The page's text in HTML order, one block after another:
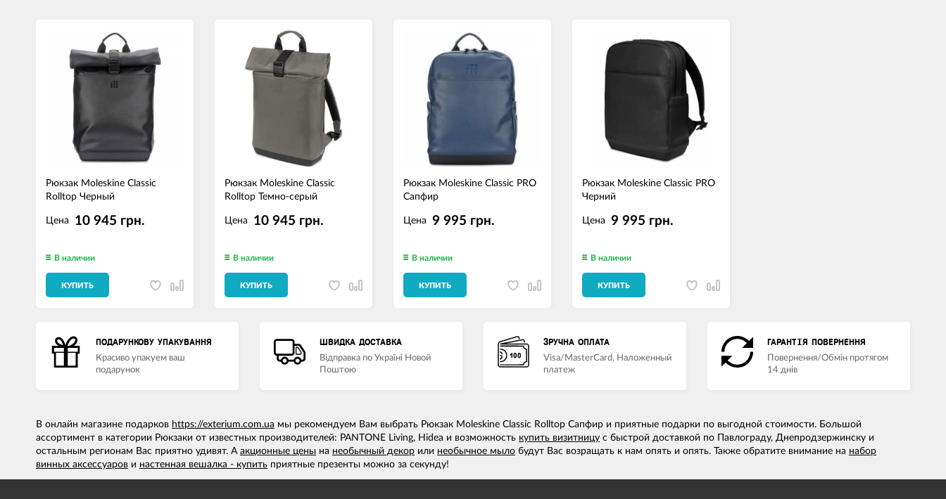
Рюкзак Moleskine Classic
Rolltop Черный
Цена 10 945 грн.
В наличии
КУПИТЬ
Рюкзак Moleskine Classic
Rolltop Темно-серый
Цена 10 945 грн.
В наличии
КУПИТЬ
Рюкзак Moleskine Classic PRO
Сапфир
Цена9 995 грн.
В наличии
КУПИТЬ
Рюкзак Moleskine Classic PRO
Черний
Цена9 995 грн.
В наличии
КУПИТЬ
ПОДАРУНКОВУ УПАКУВАННЯ
Красиво упакуем ваш
подарунок
ШВИДКА ДОСТАВКА
Відправка по Україні Новой
Поштою
ЗРУЧНА ОПЛАТА
Visa/MasterCard, Наложенный
платеж
ГАРАНТІЯ ПОВЕРНЕННЯ
Повернення/Обмін протягом
14 днів
В онлайн магазине подарков https://exterium.com.ua мы рекомендуем Вам выбрать Рюкзак Moleskine Classic Rolltop Сапфир и приятные подарки по выгодной стоимости. Большой
ассортимент в категории Рюкзаки от известных производителей: PANTONE Living, Hidea и возможность купить визитницу с быстрой доставкой по Павлограду, Днепродзержинску и
остальным регионам Вас приятно удивят. А акционные цены на необычный декор или необычное мыло будут Вас возращать к нам опять и опять. Также обратите внимание на набор
винных аксессуаров и настенная вешалка - купить приятные презенты можно за секунду!